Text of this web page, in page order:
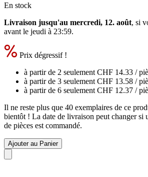
En stock
Livraison jusqu'au mercredi, 12. août, si
avant le jeudi à 23:59.
Prix dégressif !
à partir de 2 seulement CHF 14.33 /
à partir de 3 seulement CHF 13.58 /
à partir de 6 seulement CHF 12.37 /
Il ne reste plus que 40 exemplaires de ce
bientôt ! La date de livraison peut changer si
de pièces est commandé.
Ajouter au Panier